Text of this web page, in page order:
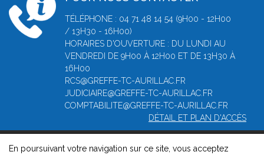
TÉLÉPHONE : 04 71 48 14 54 (9H00 - 12H00
/ 13H30 - 16H00)
HORAIRES D'OUVERTURE : DU LUNDI AU
VENDREDI DE 9H00 À 12H00 ET DE 13H30 À
16H00
RCS@GREFFE-TC-AURILLAC.FR
JUDICIAIRE@GREFFE-TC-AURILLAC.FR
COMPTABILITE@GREFFE-TC-AURILLAC.FR
DÉTAIL ET PLAN D'ACCÈS
En poursuivant votre navigation sur ce site, vous acceptez